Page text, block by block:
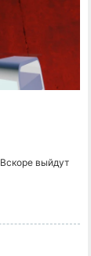
выйдут